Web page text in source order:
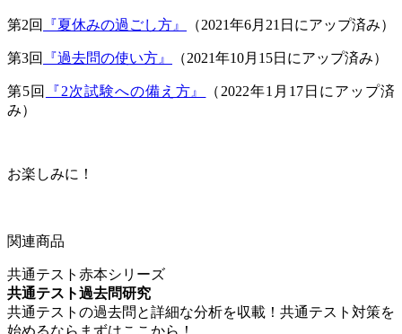
第2回 『夏休みの過ごし方』 （2021年6月21日にアップ済み）
第3回 『過去問の使い方』 （2021年10月15日にアップ済み）
第5回 『2次試験への備え方』
（2022年1月17日にアップ済
み）
お楽しみに！
関連商品
共通テスト赤本シリーズ
共通テスト過去問研究
共通テストの過去問と詳細な分析を収載！共通テスト対策を
始めるならまずはここから！